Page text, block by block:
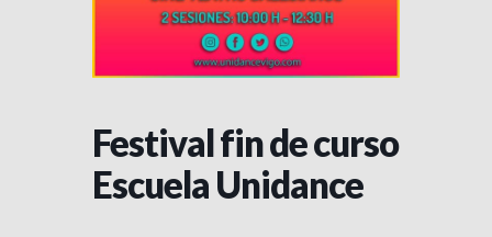
Festival fin de curso
Escuela Unidance